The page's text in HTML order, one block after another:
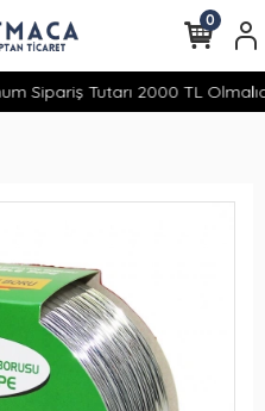
Sipariş Tutarı 2000 TL
0